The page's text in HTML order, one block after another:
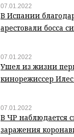
07.01.2022
В Испании
арестовали босса
07.01.2022
Ушел из жизни
кинорежиссер Илес
07.01.2022
В ЧР наблюдается
заражения